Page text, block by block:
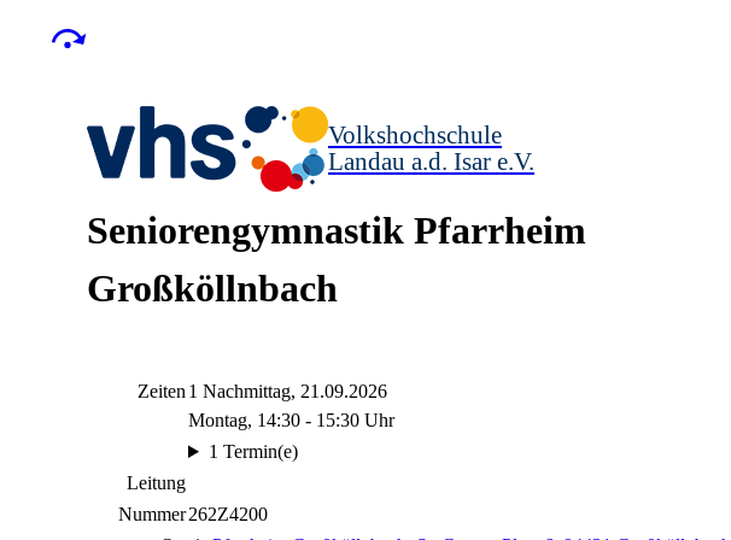
Volkshochschule
Landau a.d. Isar e.V.
Seniorengymnastik Pfarrheim
Großköllnbach
Zeiten 1 Nachmittag, 21.09.2026
Montag, 14:30 - 15:30 Uhr
1 Termin(e)
Leitung
Nummer262Z4200